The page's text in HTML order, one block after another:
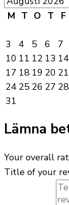
M T O T F
3
4 5 6 7
10 11 12 13 14
17 18 19 20 21
24 25 26 27 28
31
Lämna
Your overall
Title of your